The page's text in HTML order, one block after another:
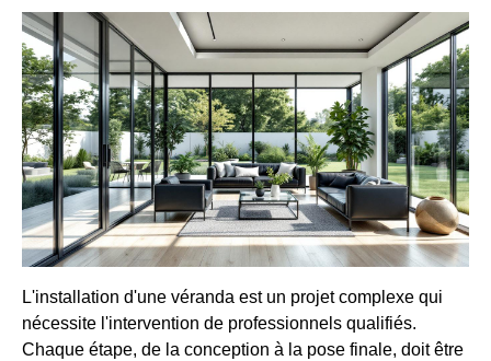
L'installation d'une véranda est un projet complexe qui
nécessite l'intervention de professionnels qualifiés.
Chaque étape, de la conception à la pose finale, doit être